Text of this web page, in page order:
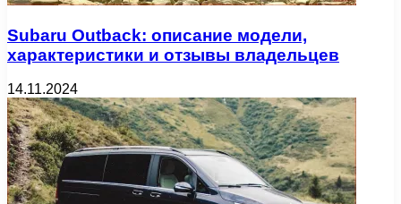
Subaru Outback: описание модели,
характеристики и отзывы владельцев
14.11.2024